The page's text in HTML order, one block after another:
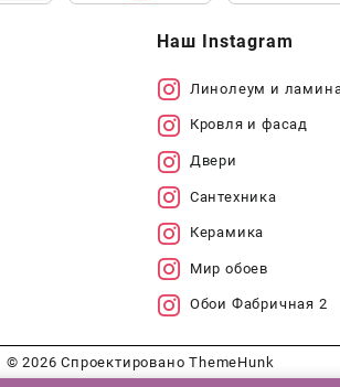
Наш Instagram
Линолеум и
Кровля и фасад
Двери
Сантехника
Керамика
Мир обоев
Обои Фабричная 2
© 2026Спроектировано ThemeHunk